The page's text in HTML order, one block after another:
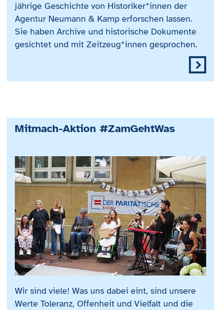
jährige Geschichte von Historiker*innen der
Agentur Neumann & Kamp erforschen lassen.
Sie haben Archive und historische Dokumente
gesichtet und mit Zeitzeug*innen gesprochen.
Mitmach-Aktion #ZamGehtWas
Wir sind viele! Was uns dabei eint, sind unsere
Werte Toleranz, Offenheit und Vielfalt und die